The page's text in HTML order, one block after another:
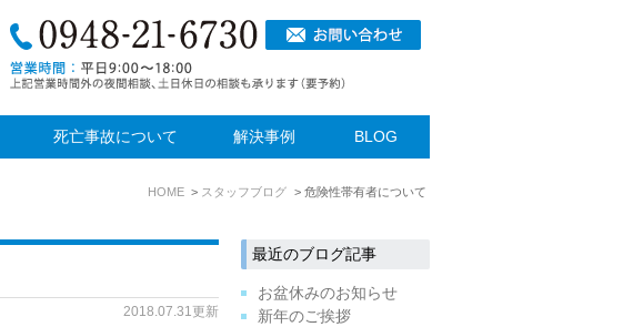
死亡事故について 解決事例 BLOG
HOME スタッフブログ 危険性帯有者について
2018.07.31更新
最近のブログ記事
お盆休みのお知らせ
新年のご挨拶